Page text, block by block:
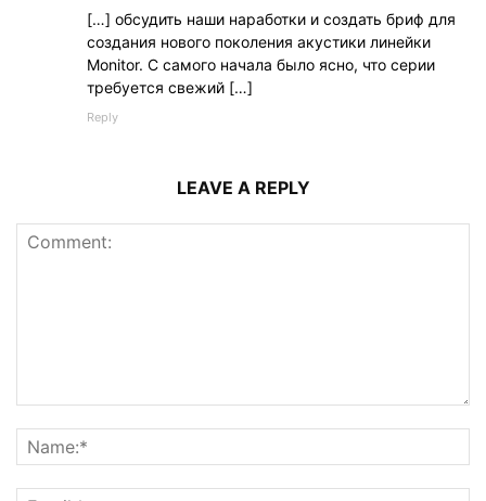
[…] обсудить наши наработки и создать бриф для
создания нового поколения акустики линейки
Monitor. С самого начала было ясно, что серии
требуется свежий […]
Reply
LEAVE A REPLY